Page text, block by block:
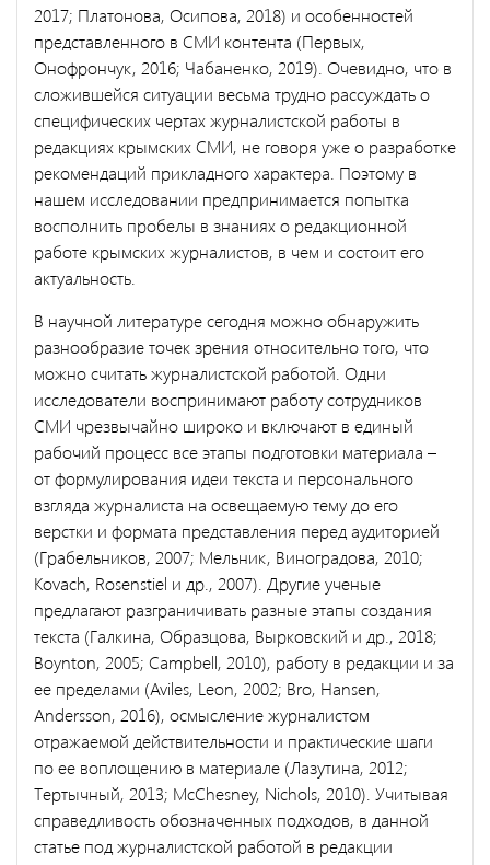
2017; Платонова, Осипова, 2018) и особенностей
представленного в СМИ контента (Первых,
Онофрончук, 2016; Чабаненко, 2019). Очевидно, что в
сложившейся ситуации весьма трудно рассуждать о
специфических чертах журналистской работы в
редакциях крымских СМИ, не говоря уже о разработке
рекомендаций прикладного характера. Поэтому в
нашем исследовании предпринимается попытка
восполнить пробелы в знаниях о редакционной
работе крымских журналистов, в чем и состоит его
актуальность.
В научной литературе сегодня можно обнаружить
разнообразие точек зрения относительно того, что
можно считать журналистской работой. Одни
исследователи воспринимают работу сотрудников
СМИ чрезвычайно широко и включают в единый
рабочий процесс все этапы подготовки материала –
от формулирования идеи текста и персонального
взгляда журналиста на освещаемую тему до его
верстки и формата представления перед аудиторией
(Грабельников, 2007; Мельник, Виноградова, 2010;
Kovach, Rosenstiel и др., 2007). Другие ученые
предлагают разграничивать разные этапы создания
текста (Галкина, Образцова, Вырковский и др., 2018;
Boynton, 2005; Campbell, 2010), работу в редакции и за
ее пределами (Aviles, Leon, 2002; Bro, Hansen,
Andersson, 2016), осмысление журналистом
отражаемой действительности и практические шаги
по ее воплощению в материале (Лазутина, 2012;
Тертычный, 2013; McChesney, Nichols, 2010). Учитывая
справедливость обозначенных подходов, в данной
статье под журналистской работой в редакции